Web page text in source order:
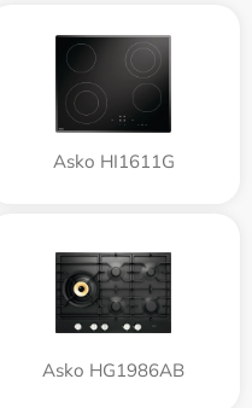
Asko HI1611G
Asko HG1986AB